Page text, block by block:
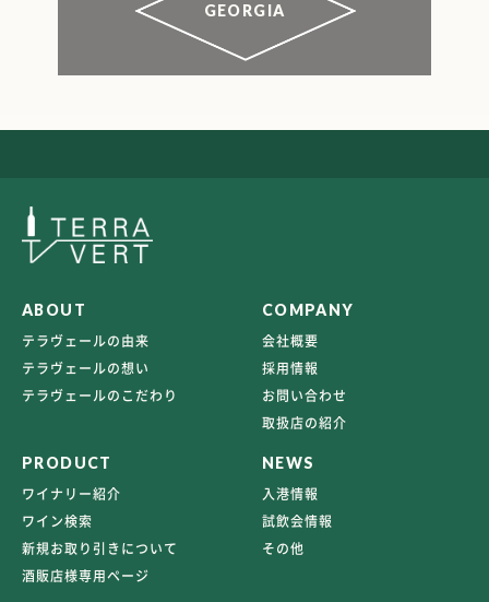
GEORGIA
ABOUT
テラヴェールの由来
テラヴェールの想い
テラヴェールのこだわり
COMPANY
会社概要
採用情報
お問い合わせ
取扱店の紹介
PRODUCT
ワイナリー紹介
ワイン検索
新規お取り引きについて
酒販店様専用ページ
NEWS
入港情報
試飲会情報
その他